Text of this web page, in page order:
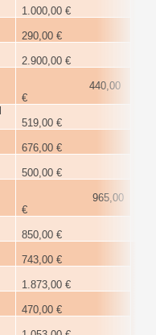
1.000,00 €
290,00 €
2.900,00 €
440,00
€
519,00 €
676,00 €
500,00 €
965,00
€
850,00 €
743,00 €
1.873,00 €
470,00 €